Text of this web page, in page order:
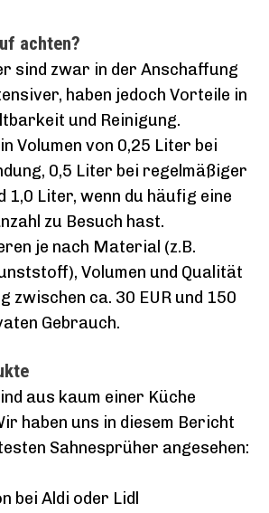
achten?
sind zwar in der Anschaffung
haben jedoch Vorteile in
und Reinigung.
Volumen von 0,25 Liter bei
0,5 Liter bei regelmäßiger
1,0 Liter, wenn du häufig eine
zu Besuch hast.
je nach Material (z.B.
Volumen und Qualität
zwischen ca. 30 EUR und 150
Gebrauch.
aus kaum einer Küche
haben uns in diesem Bericht
Sahnesprüher angesehen:
bei Aldi oder Lidl